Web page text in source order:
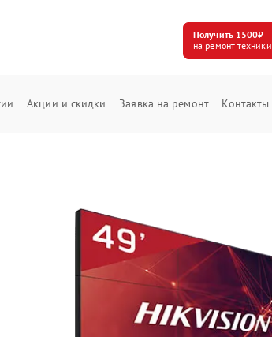
Получить 1500₽
на ремонт техники
Акции и скидки Заявка на ремонт Контакты